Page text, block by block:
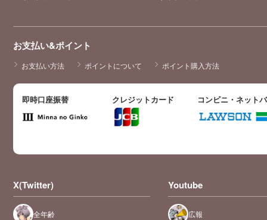
お支払い&ポイント
お支払い方法 ポイントについて ポイント購入方法
即時口座振替 クレジットカード コンビニ・ネット
X(Twitter)
全年齢
Youtube
広報